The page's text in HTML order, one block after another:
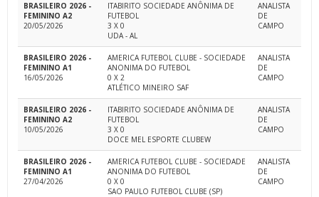
BRASILEIRO 2026 -
FEMININO A2
20/05/2026
ITABIRITO SOCIEDADE ANÔNIMA DE
FUTEBOL
3 X 0
UDA - AL
ANALISTA
DE
CAMPO
BRASILEIRO 2026 -
FEMININO A1
16/05/2026
AMERICA FUTEBOL CLUBE - SOCIEDADE
ANONIMA DO FUTEBOL
0 X 2
ATLÉTICO MINEIRO SAF
ANALISTA
DE
CAMPO
BRASILEIRO 2026 -
FEMININO A2
10/05/2026
ITABIRITO SOCIEDADE ANÔNIMA DE
FUTEBOL
3 X 0
DOCE MEL ESPORTE CLUBEW
ANALISTA
DE
CAMPO
BRASILEIRO 2026 -
FEMININO A1
27/04/2026
AMERICA FUTEBOL CLUBE - SOCIEDADE
ANONIMA DO FUTEBOL
0 X 0
SAO PAULO FUTEBOL CLUBE (SP)
ANALISTA
DE
CAMPO